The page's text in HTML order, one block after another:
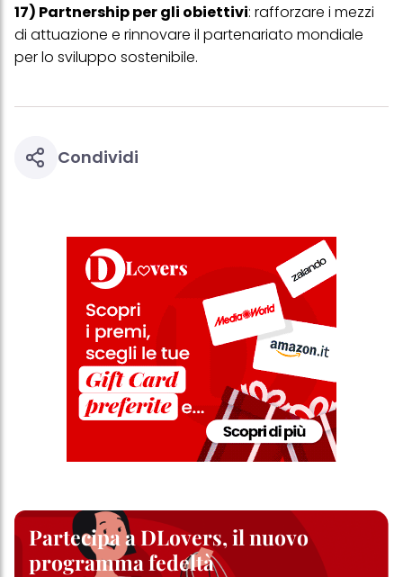
17) Partnership per gli obiettivi: rafforzare i mezzi
di attuazione e rinnovare il partenariato mondiale
per lo sviluppo sostenibile.
Condividi
Partecipa a DLovers, il nuovo
programma fedeltà